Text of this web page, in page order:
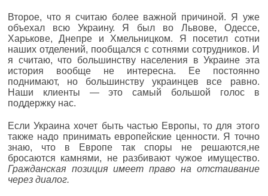
Второе, что я считаю более важной причиной. Я уже
объехал всю Украину. Я был во Львове, Одессе,
Харькове, Днепре и Хмельницком. Я посетил сотни
наших отделений, пообщался с сотнями сотрудников. И
я считаю, что большинству населения в Украине эта
история вообще не интересна. Ее постоянно
поднимают, но большинству украинцев все равно.
Наши клиенты — это самый большой голос в
поддержку нас.
Если Украина хочет быть частью Европы, то для этого
также надо принимать европейские ценности. Я точно
знаю, что в Европе так споры не решаются,не
бросаются камнями, не разбивают чужое имущество.
Гражданская позиция имеет право на отстаивание
через диалог.